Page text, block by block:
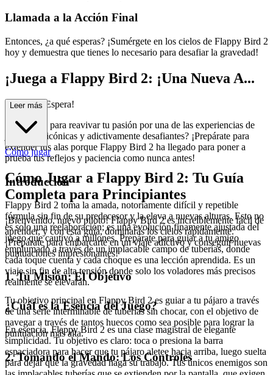
Llamada a la Acción Final
Entonces, ¿a qué esperas? ¡Sumérgete en los cielos de Flappy Bird 2
hoy y demuestra que tienes lo necesario para desafiar la gravedad!
¡Juega a Flappy Bird 2: ¡Una Nueva A...
ventura te Espera!
¿Estás listo para reavivar tu pasión por una de las experiencias de
juego más icónicas y adictivamente desafiantes? ¡Prepárate para
extender tus alas porque Flappy Bird 2 ha llegado para poner a
prueba tus reflejos y paciencia como nunca antes!
Introducción
Flappy Bird 2 toma la amada, notoriamente difícil y repetible
fórmula sin fin de su predecesor y la eleva a nuevas alturas. Esto no
es solo una reelaboración; es una evolución finamente ajustada del
juego que cautivó a millones. Prepárate para guiar a tu amigo
emplumado a través de un implacable campo de tuberías, donde
cada toque cuenta y cada choque es una lección aprendida. Es un
viaje sin fin de alta tensión donde solo los voladores más precisos
realmente se elevarán.
¿Cuál es la Esencia del Juego?
En esencia, Flappy Bird 2 es una clase magistral de elegante
simplicidad. Tu objetivo es claro: toca o presiona la barra
espaciadora para hacer que tu pájaro aletee hacia arriba, luego suelta
para dejar que la gravedad haga su trabajo. Tus únicos enemigos son
Leer más
Cómo jugar
Cómo Jugar a Flappy Bird 2: Tu Guía
Completa para Principiantes
¡Bienvenido, nuevo piloto! Flappy Bird 2 es increíblemente fácil de
aprender, y con esta guía, dominarás los cielos rápidamente.
¡Prepárate para embarcarte en un viaje adictivo y conseguir nuevas
puntuaciones impresionantes!
1. Tu Misión: El Objetivo
Tu objetivo principal en Flappy Bird 2 es guiar a tu pájaro a través
de una serie interminable de tuberías sin chocar, con el objetivo de
navegar a través de tantos huecos como sea posible para lograr la
puntuación más alta.
2. Tomando el Mando: Los Controles